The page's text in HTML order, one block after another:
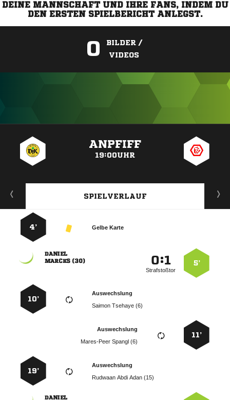
DEINE MANNSCHAFT UND IHRE FANS, INDEM DU
DEN ERSTEN SPIELBERICHT ANLEGST.
0
BILDER /
VIDEOS
ANPFIFF
19:00UHR
SPIELVERLAUF
Gelbe Karte
4’
5’
:
Strafstoßtor

 
Auswechslung
  
10’
11’
Auswechslung
  
Auswechslung
   
19’
